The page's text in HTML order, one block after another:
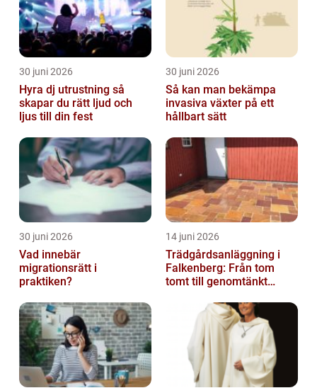
30 juni 2026
Hyra dj utrustning så
skapar du rätt ljud och
ljus till din fest
30 juni 2026
Så kan man bekämpa
invasiva växter på ett
hållbart sätt
30 juni 2026
Vad innebär
migrationsrätt i
praktiken?
14 juni 2026
Trädgårdsanläggning i
Falkenberg: Från tom
tomt till genomtänkt